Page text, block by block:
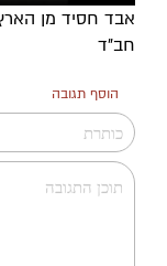
אבד חסיד מן
חב"ד
הוסף תגובה